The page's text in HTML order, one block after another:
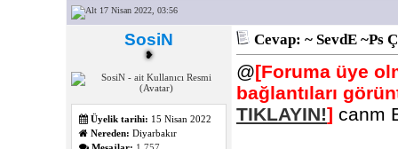
17 Nisan 2022, 03:56
SosiN
❥
Üyelik tarihi: 15 Nisan 2022
Nereden: Diyarbakır
Cevap: ~ SevdE ~Ps
@[Foruma üye
bağlantıları
TIKLAYIN!] canm